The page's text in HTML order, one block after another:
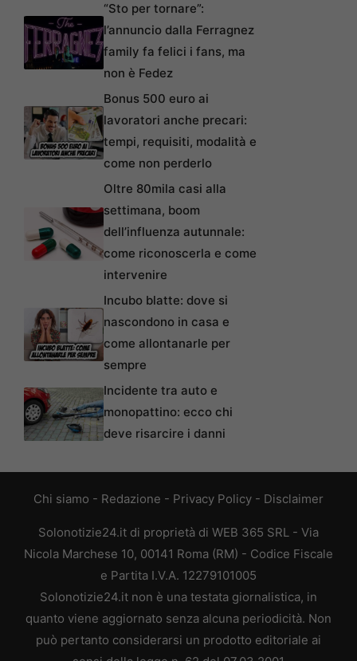
“Sto per tornare”:
l’annuncio dalla Ferragnez
family fa felici i fans, ma
non è Fedez
Bonus 500 euro ai
lavoratori anche precari:
tempi, requisiti, modalità e
come non perderlo
Oltre 80mila casi alla
settimana, boom
dell’influenza autunnale:
come riconoscerla e come
intervenire
Incubo blatte: dove si
nascondono in casa e
come allontanarle per
sempre
Incidente tra auto e
monopattino: ecco chi
deve risarcire i danni
Chi siamo - Redazione - Privacy Policy - Disclaimer
Solonotizie24.it di proprietà di WEB 365 SRL - Via
Nicola Marchese 10, 00141 Roma (RM) - Codice Fiscale
e Partita I.V.A. 12279101005
Solonotizie24.it non è una testata giornalistica, in
quanto viene aggiornato senza alcuna periodicità. Non
può pertanto considerarsi un prodotto editoriale ai